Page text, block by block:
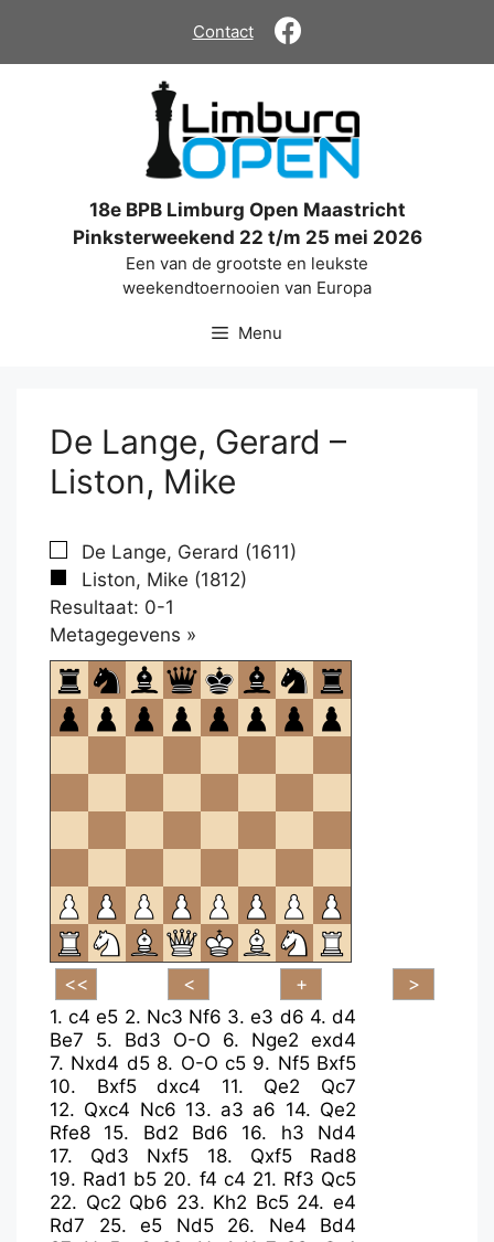
de
Contact
18e BPB Limburg Open Maastricht
Pinksterweekend 22 t/m 25 mei 2026
Een van de grootste en leukste
weekendtoernooien van Europa
Menu
De Lange, Gerard –
Liston, Mike
De Lange, Gerard (1611)
Liston, Mike (1812)
Resultaat: 0-1
Metagegevens »
om
te
openen.
1.c4 e5 2. Nc3 Nf6 3.e3 d6 4.d4
Be7
5. Bd3 O-O 6. Nge2 exd4
7. Nxd4 d5 8. O-O c5 9. Nf5 Bxf5
10. Bxf5 dxc4 11. Qe2
Qc7
12. Qxc4 Nc6 13. a3 a6 14. Qe2
Rfe8
15. Bd2 Bd6 16. h3
Nd4
17. Qd3 Nxf5 18. Qxf5
Rad8
19. Rad1 b5 20. f4 c4 21. Rf3 Qc5
22. Qc2 Qb6 23. Kh2 Bc5 24.e4
Rd7
25. e5 Nd5 26. Ne4
Bd4